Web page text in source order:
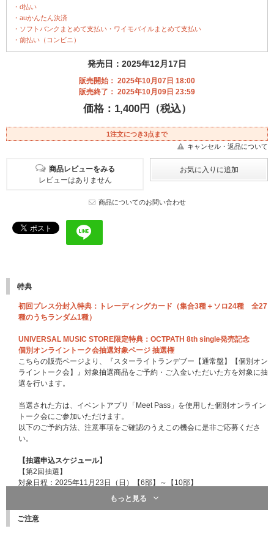
・d払い
・auかんたん決済
・ソフトバンクまとめて支払い・ワイモバイルまとめて支払い
・前払い（コンビニ）
発売日：2025年12月17日
販売開始： 2025年10月07日 18:00
販売終了： 2025年10月09日 23:59
価格：1,400円（税込）
1注文につき3点まで
キャンセル・返品について
商品レビューをみる
レビューはありません
商品についてのお問い合わせ
特典
初回プレス分封入特典：トレーディングカード（集合3種＋ソロ24種 全27
種のうちランダム1種）
UNIVERSAL MUSIC STORE限定特典：OCTPATH 8th single発売記念
個別オンライントーク会抽選対象ページ 抽選権
こちらの販売ページより、『スターライトランデブー【通常盤】【個別オン
ライントーク会】』対象抽選商品をご予約・ご入金いただいた方を対象に抽
選を行います。
当選された方は、イベントアプリ「Meet Pass」を使用した個別オンライン
トーク会にご参加いただけます。
以下のご予約方法、注意事項をご確認のうえこの機会に是非ご応募くださ
い。
【抽選申込スケジュール】
【第2回抽選】
対象日程：2025年11月23日（日）【6部】～【10部】
受付期間：2025年10月7日（火）18:00 ～ 2025年10月9日（木）23:59
当落通知：2025年10月16日（木）15:00以降
シリアル通知予定：2025年11月14日（金）15:00以降
もっと見る
ご注意